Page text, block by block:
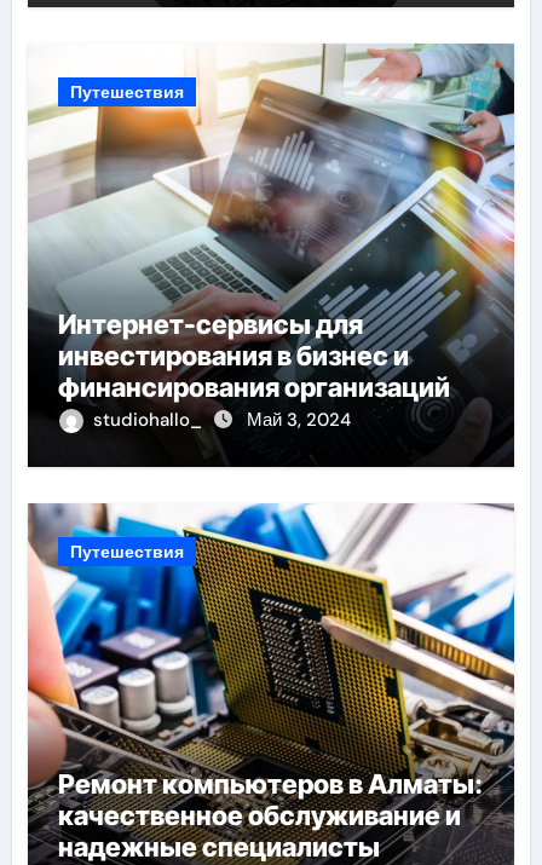
Путешествия
Интернет-сервисы для
инвестирования в бизнес и
финансирования организаций
studiohallo_ Май 3, 2024
Путешествия
Ремонт компьютеров в Алматы:
качественное обслуживание и
надежные специалисты